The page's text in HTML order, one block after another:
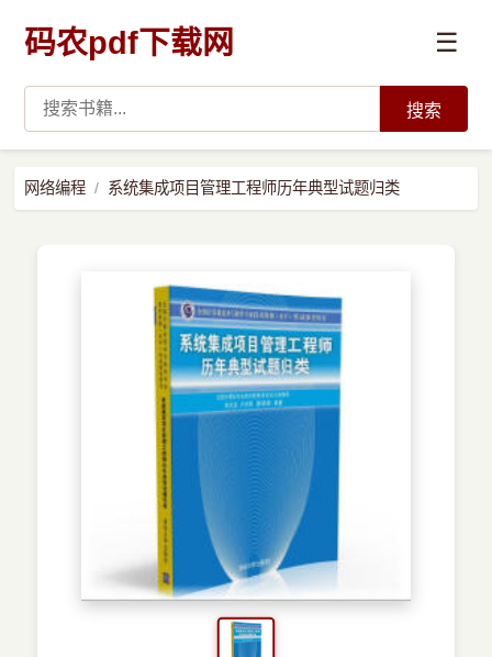
码农pdf下载网 ☰
预订书籍
搜索
网络编程 系统集成项目管理工程师历年典型试题归类